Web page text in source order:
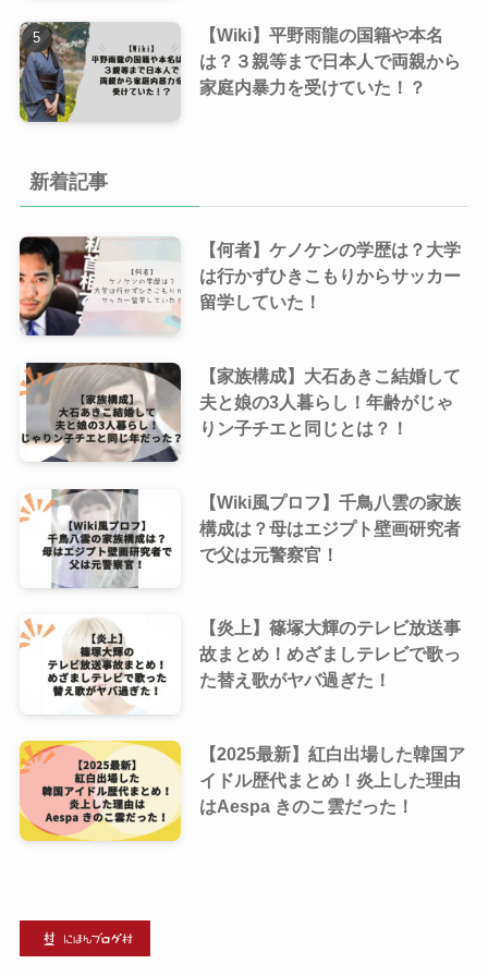
【Wiki】平野雨龍の国籍や本名
は？３親等まで日本人で両親から
家庭内暴力を受けていた！？
新着記事
【何者】ケノケンの学歴は？大学
は行かずひきこもりからサッカー
留学していた！
【家族構成】大石あきこ結婚して
夫と娘の3人暮らし！年齢がじゃ
りン子チエと同じとは？！
【Wiki風プロフ】千鳥八雲の家族
構成は？母はエジプト壁画研究者
で父は元警察官！
【炎上】篠塚大輝のテレビ放送事
故まとめ！めざましテレビで歌っ
た替え歌がヤバ過ぎた！
【2025最新】紅白出場した韓国ア
イドル歴代まとめ！炎上した理由
はAespa きのこ雲だった！